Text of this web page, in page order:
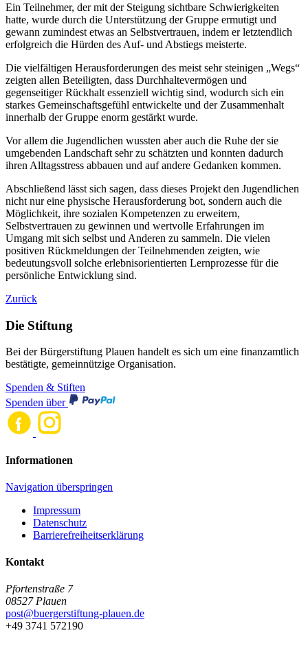
Ein Teilnehmer, der mit der Steigung sichtbare Schwierigkeiten
hatte, wurde durch die Unterstützung der Gruppe ermutigt und
gewann zumindest etwas an Selbstvertrauen, indem er letztendlich
erfolgreich die Hürden des Auf- und Abstiegs meisterte.
Die vielfältigen Herausforderungen des meist sehr steinigen „Wegs“
zeigten allen Beteiligten, dass Durchhaltevermögen und
gegenseitiger Rückhalt essenziell wichtig sind, wodurch sich ein
starkes Gemeinschaftsgefühl entwickelte und der Zusammenhalt
innerhalb der Gruppe enorm gestärkt wurde.
Vor allem die Jugendlichen wussten aber auch die Ruhe der sie
umgebenden Landschaft sehr zu schätzten und konnten dadurch
ihren Alltagsstress abbauen und auf andere Gedanken kommen.
Abschließend lässt sich sagen, dass dieses Projekt den Jugendlichen
nicht nur eine physische Herausforderung bot, sondern auch die
Möglichkeit, ihre sozialen Kompetenzen zu erweitern,
Selbstvertrauen zu gewinnen und wertvolle Erfahrungen im
Umgang mit sich selbst und Anderen zu sammeln. Die vielen
positiven Rückmeldungen der Teilnehmenden zeigten, wie
bedeutungsvoll solche erlebnisorientierten Lernprozesse für die
persönliche Entwicklung sind.
Zurück
Die Stiftung
Bei der Bürgerstiftung Plauen handelt es sich um eine finanzamtlich
bestätigte, gemeinnützige Organisation.
Spenden & Stiften
Spenden über
Informationen
Navigation überspringen
Impressum
Datenschutz
Barrierefreiheitserklärung
Kontakt
Pfortenstraße 7
08527 Plauen
post@buergerstiftung-plauen.de
+49 3741 572190